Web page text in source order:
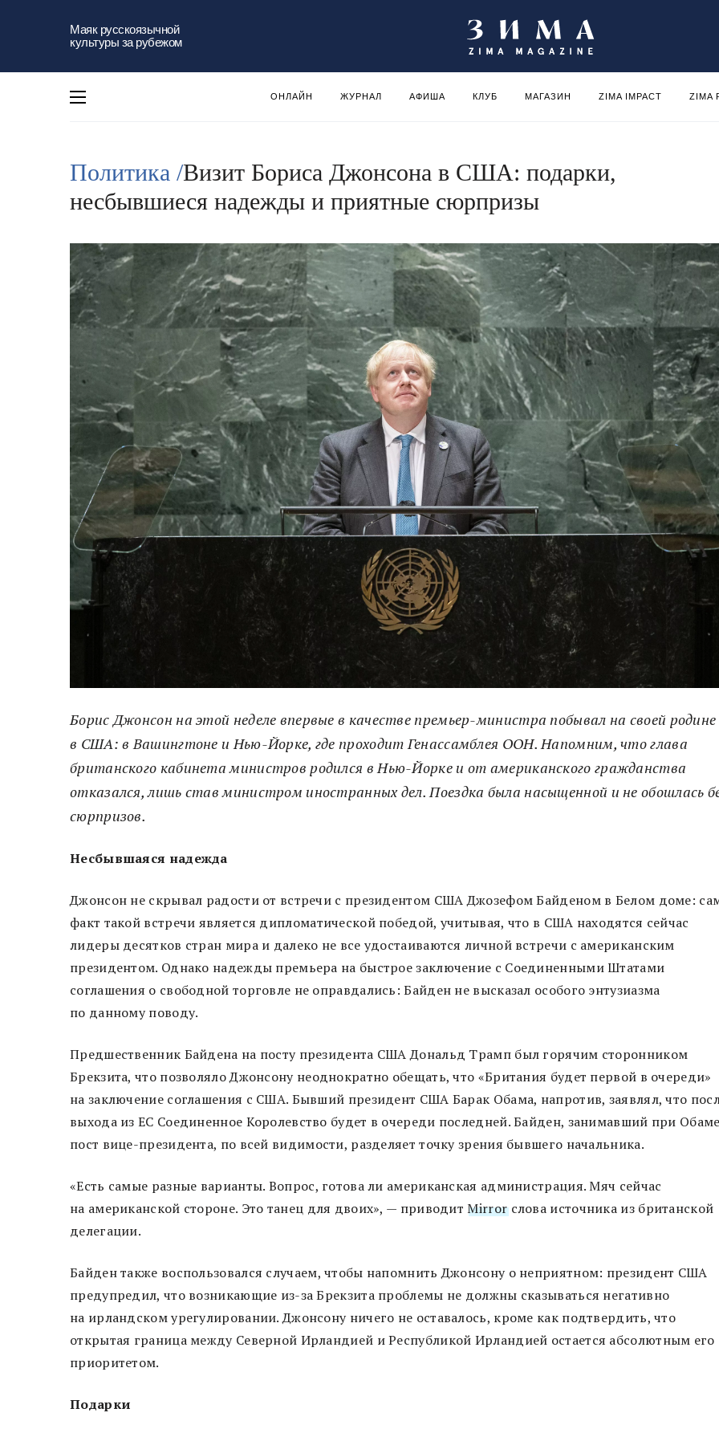
Маяк русскоязычной
культуры за рубежом
ОНЛАЙН ЖУРНАЛ АФИША КЛУБ МАГАЗИН ZIMA IMPACT ZIMA
Политика /Визит Бориса Джонсона в США: подарки,
несбывшиеся надежды и приятные сюрпризы
Борис Джонсон на этой неделе впервые в качестве премьер-министра побывал на своей родине
в США: в Вашингтоне и Нью-Йорке, где проходит Генассамблея ООН. Напомним, что глава
британского кабинета министров родился в Нью-Йорке и от американского гражданства
отказался, лишь став министром иностранных дел. Поездка была насыщенной и не обошлась
сюрпризов.
Несбывшаяся надежда
Джонсон не скрывал радости от встречи с президентом США Джозефом Байденом в Белом доме:
факт такой встречи является дипломатической победой, учитывая, что в США находятся сейчас
лидеры десятков стран мира и далеко не все удостаиваются личной встречи с американским
президентом. Однако надежды премьера на быстрое заключение с Соединенными Штатами
соглашения о свободной торговле не оправдались: Байден не высказал особого энтузиазма
по данному поводу.
Предшественник Байдена на посту президента США Дональд Трамп был горячим сторонником
Брекзита, что позволяло Джонсону неоднократно обещать, что «Британия будет первой в очереди»
на заключение соглашения с США. Бывший президент США Барак Обама, напротив, заявлял, что
выхода из ЕС Соединенное Королевство будет в очереди последней. Байден, занимавший при
пост вице-президента, по всей видимости, разделяет точку зрения бывшего начальника.
«Есть самые разные варианты. Вопрос, готова ли американская администрация. Мяч сейчас
на американской стороне. Это танец для двоих», — приводитMirrorслова источника из британской
делегации.
Байден также воспользовался случаем, чтобы напомнить Джонсону о неприятном: президент США
предупредил, что возникающие из-за Брекзита проблемы не должны сказываться негативно
на ирландском урегулировании. Джонсону ничего не оставалось, кроме как подтвердить, что
открытая граница между Северной Ирландией и Республикой Ирландией остается абсолютным его
приоритетом.
Подарки